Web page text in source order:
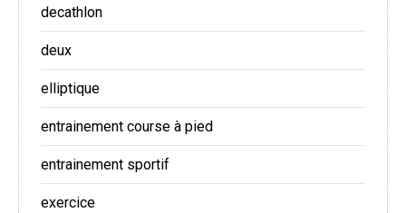
decathlon
deux
elliptique
entrainement course à pied
entrainement sportif
exercice